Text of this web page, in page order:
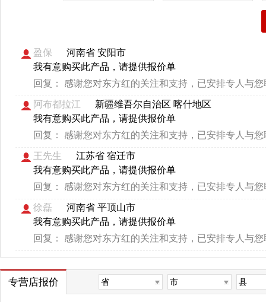
盈保
河南省 安阳市
我有意购买此产品，请提供报价单
回复：
感谢您对东方红的关注和支持，已安排专人与您
阿布都拉江
新疆维吾尔自治区 喀什地区
我有意购买此产品，请提供报价单
回复：
感谢您对东方红的关注和支持，已安排专人与您
王先生
江苏省 宿迁市
我有意购买此产品，请提供报价单
回复：
感谢您对东方红的关注和支持，已安排专人与您
徐磊
河南省 平顶山市
我有意购买此产品，请提供报价单
回复：
感谢您对东方红的关注和支持，已安排专人与您
专营店报价 省 市 县